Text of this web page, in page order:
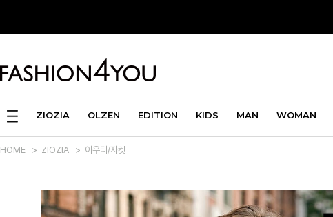
ZIOZIA OLZEN EDITION KIDS MAN WOMAN
HOME > ZIOZIA > 아우터/자켓